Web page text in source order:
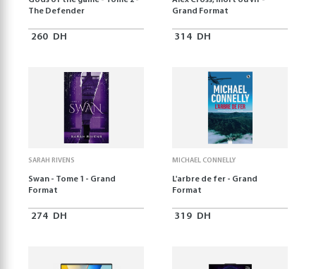
The Defender
260 DH
Grand Format
314 DH
SARAH RIVENS
Swan - Tome 1 - Grand
Format
274 DH
MICHAEL CONNELLY
L'arbre de fer - Grand
Format
319 DH